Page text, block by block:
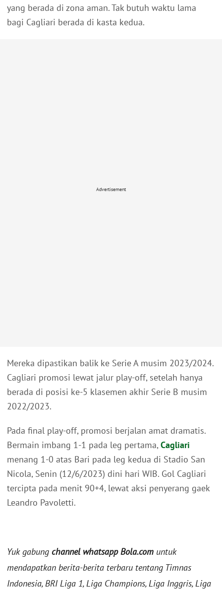
yang berada di zona aman. Tak butuh waktu lama
bagi Cagliari berada di kasta kedua.
Advertisement
Mereka dipastikan balik ke Serie A musim 2023/2024.
Cagliari promosi lewat jalur play-off, setelah hanya
berada di posisi ke-5 klasemen akhir Serie B musim
2022/2023.
Pada final play-off, promosi berjalan amat dramatis.
Bermain imbang 1-1 pada leg pertama, Cagliari
menang 1-0 atas Bari pada leg kedua di Stadio San
Nicola, Senin (12/6/2023) dini hari WIB. Gol Cagliari
tercipta pada menit 90+4, lewat aksi penyerang gaek
Leandro Pavoletti.
Yuk gabung channel whatsapp Bola.com untuk
mendapatkan berita-berita terbaru tentang Timnas
Indonesia, BRI Liga 1, Liga Champions, Liga Inggris, Liga